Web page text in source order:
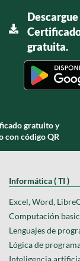
gratuita.
gratuito y
con código QR
Informática ( TI )
Excel, Word,
Computación
Lenguajes de
Lógica de
Inteligencia